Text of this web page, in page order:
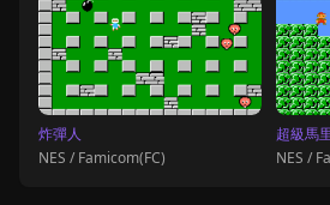
炸彈人
NES / Famicom(FC)
超級馬
NES /